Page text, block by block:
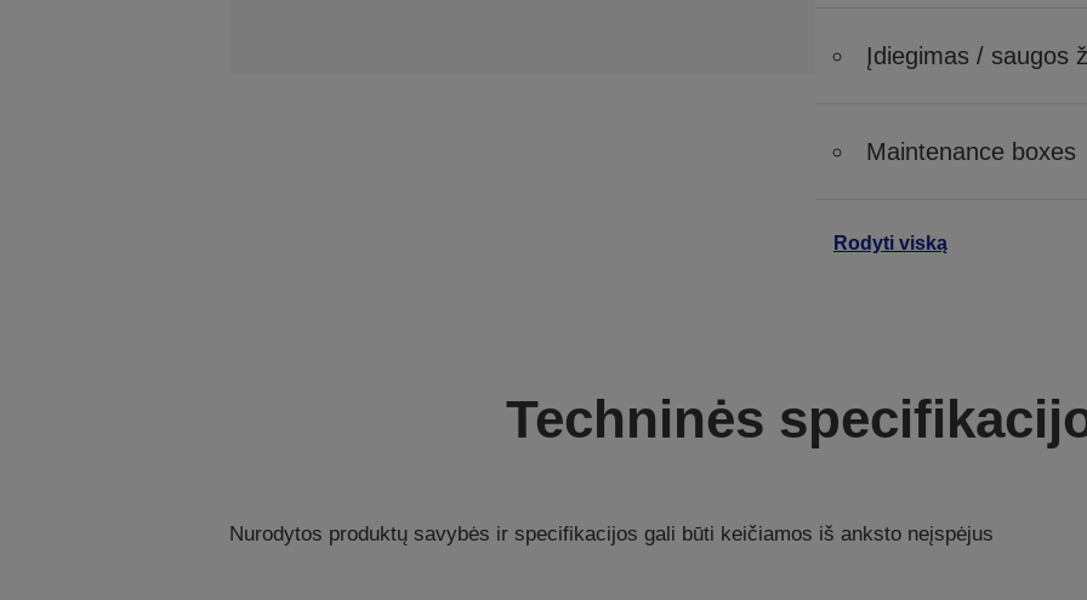
Įdiegimas / saugos
Maintenance boxes
Rodyti viską
Techninės
Nurodytos produktų savybės ir specifikacijos gali būti keičiamos iš anksto neįspėjus